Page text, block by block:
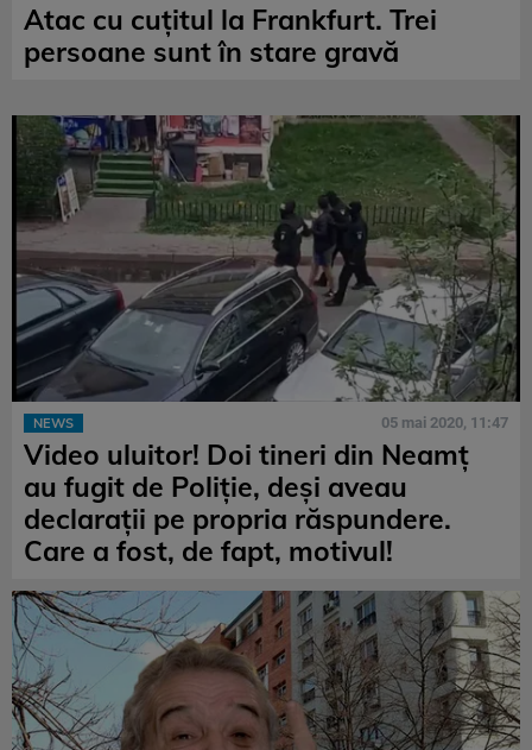
Atac cu cuţitul la Frankfurt. Trei
persoane sunt în stare gravă
NEWS 05 mai 2020, 11:47
Video uluitor! Doi tineri din Neamț
au fugit de Poliție, deși aveau
declarații pe propria răspundere.
Care a fost, de fapt, motivul!